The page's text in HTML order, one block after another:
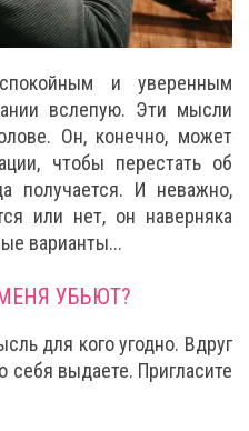
и уверенным
вслепую. Эти мысли
Он, конечно, может
чтобы перестать об
получается. И неважно,
или нет, он наверняка
варианты...
УБЬЮТ?
для кого угодно. Вдруг
себя выдаете. Пригласите